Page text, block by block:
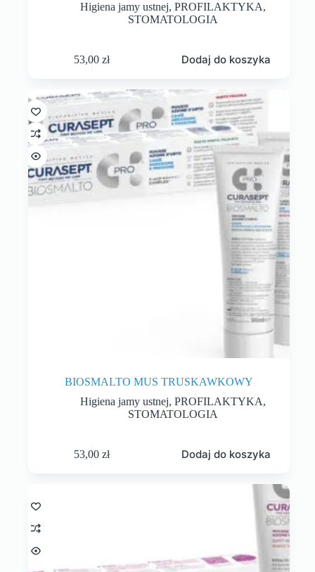
Higiena jamy ustnej,PROFILAKTYKA,
STOMATOLOGIA
53,00zł Dodaj do koszyka
BIOSMALTO MUS TRUSKAWKOWY
Higiena jamy ustnej,PROFILAKTYKA,
STOMATOLOGIA
53,00zł Dodaj do koszyka